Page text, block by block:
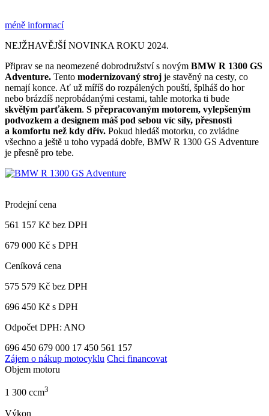
méně informací
NEJŽHAVĚJŠÍ NOVINKA ROKU 2024.
Připrav se na neomezené dobrodružství s novým BMW R 1300 GS
Adventure. Tento modernizovaný stroj je stavěný na cesty, co
nemají konce. Ať už míříš do rozpálených pouští, šplháš do hor
nebo brázdíš neprobádanými cestami, tahle motorka ti bude
skvělým parťákem. S přepracovaným motorem, vylepšeným
podvozkem a designem máš pod sebou víc síly, přesnosti
a komfortu než kdy dřív. Pokud hledáš motorku, co zvládne
všechno a ještě u toho vypadá dobře, BMW R 1300 GS Adventure
je přesně pro tebe.
Prodejní cena
561 157 Kč bez DPH
679 000 Kč s DPH
Ceníková cena
575 579 Kč bez DPH
696 450 Kč s DPH
Odpočet DPH: ANO
696 450 679 000 17 450 561 157
Zájem o nákup motocyklu Chci financovat
Objem motoru
1 300 ccm3
Výkon